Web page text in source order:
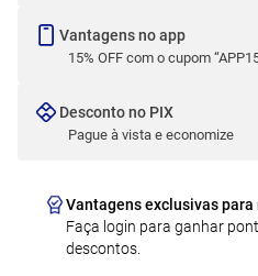
Vantagens no app
15% OFF com o cupom
Desconto no PIX
Pague à vista e economize
Vantagens exclusivas para
Faça login para ganhar
descontos.